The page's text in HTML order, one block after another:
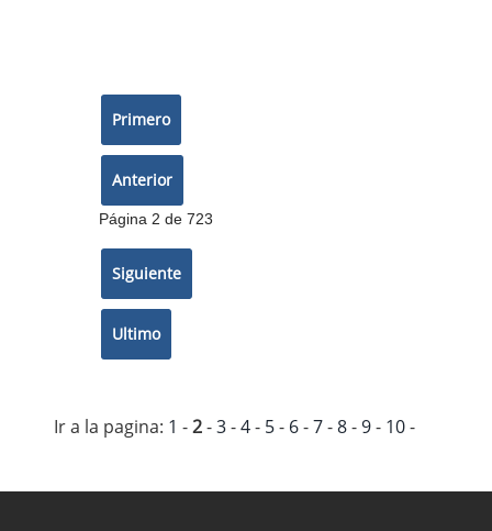
Página 2 de 723
Ir a la pagina: 1 -2-3-4- 5- 6-7-8-9- 10-